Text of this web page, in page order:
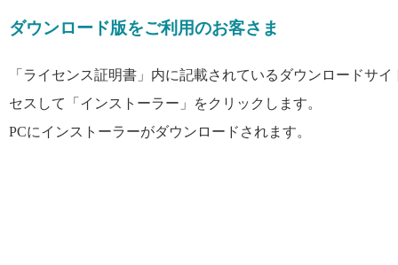
ダウンロード版をご利用のお客さま
「ライセンス証明書」内に記載されているダウンロードサイ
セスして「インストーラー」をクリックします。
PCにインストーラーがダウンロードされます。